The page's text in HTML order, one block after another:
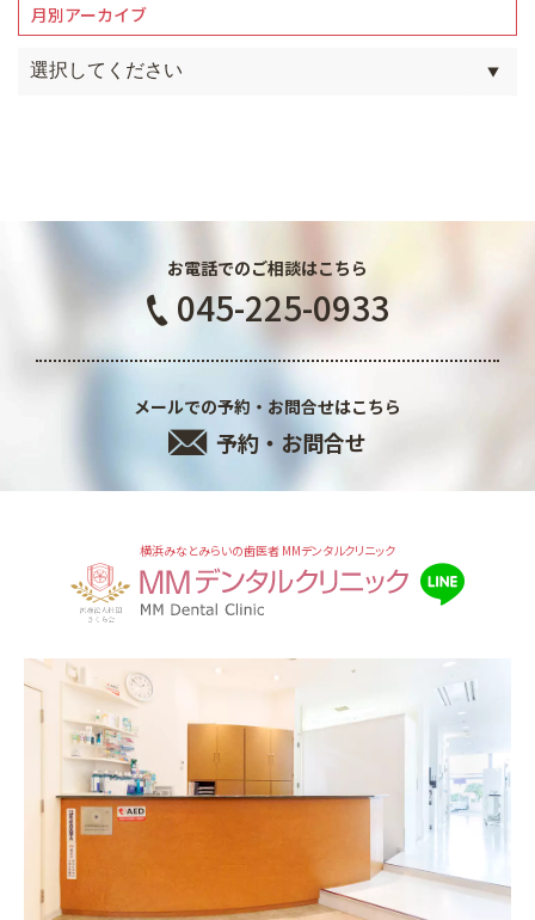
月別アーカイブ
お電話でのご相談はこちら
045-225-0933
メールでの予約・お問合せはこちら
予約・お問合せ
横浜みなとみらいの歯医者 MMデンタルクリニック